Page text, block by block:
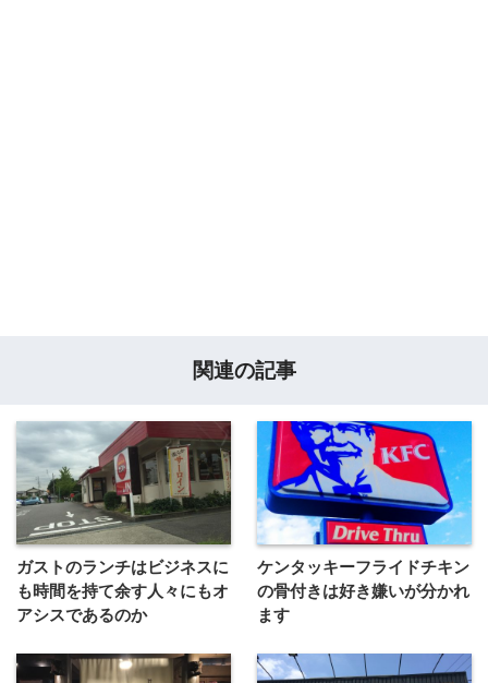
関連の記事
ガストのランチはビジネスに
も時間を持て余す人々にもオ
アシスであるのか
ケンタッキーフライドチキン
の骨付きは好き嫌いが分かれ
ます